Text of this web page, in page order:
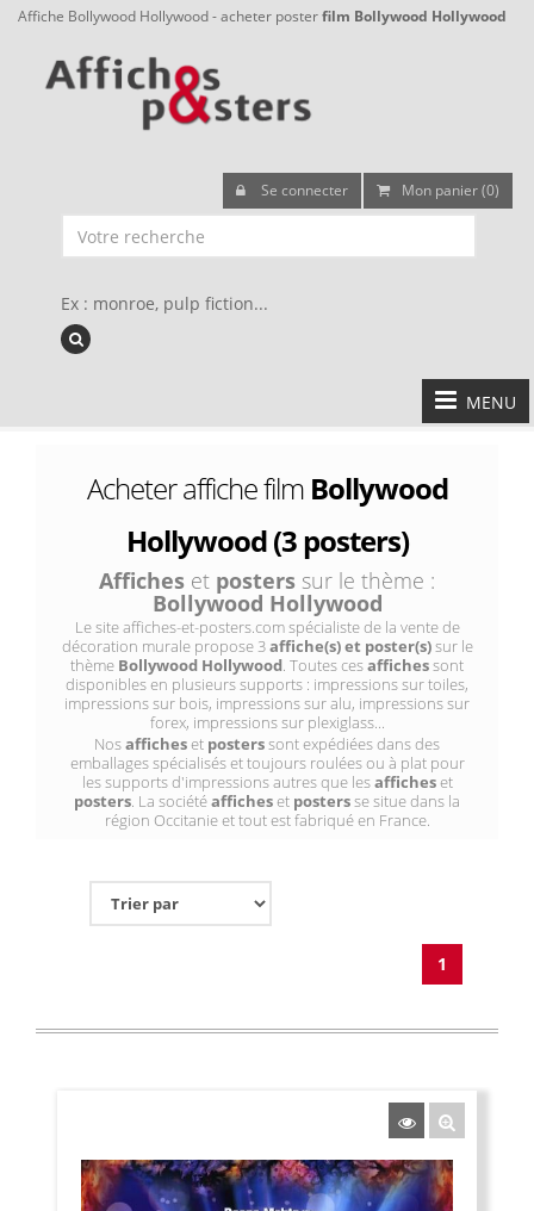
Affiche Bollywood Hollywood - acheter posterfilm Bollywood Hollywood
Se connecter Mon panier (0)
Ex : monroe, pulp fiction...
MENU
Acheter affiche film Bollywood
Hollywood (3 posters)
Affiches et posters sur le thème :
Bollywood Hollywood
Le site affiches-et-posters.com spécialiste de la vente de
décoration murale propose 3affiche(s) et poster(s)sur le
thème Bollywood Hollywood. Toutes cesaffichessont
disponibles en plusieurs supports : impressions sur toiles,
impressions sur bois, impressions sur alu, impressions sur
forex, impressions sur plexiglass...
Nosafficheset posterssont expédiées dans des
emballages spécialisés et toujours roulées ou à plat pour
les supports d'impressions autres que lesafficheset
posters. La sociétéafficheset postersse situe dans la
région Occitanie et tout est fabriqué en France.
1